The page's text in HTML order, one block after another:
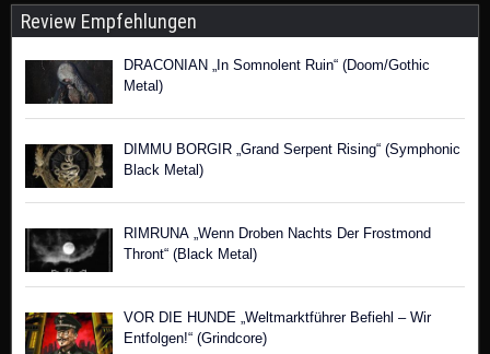
Review Empfehlungen
DRACONIAN „In Somnolent Ruin“ (Doom/Gothic
Metal)
DIMMU BORGIR „Grand Serpent Rising“ (Symphonic
Black Metal)
RIMRUNA „Wenn Droben Nachts Der Frostmond
Thront“ (Black Metal)
VOR DIE HUNDE „Weltmarktführer Befiehl – Wir
Entfolgen!“ (Grindcore)